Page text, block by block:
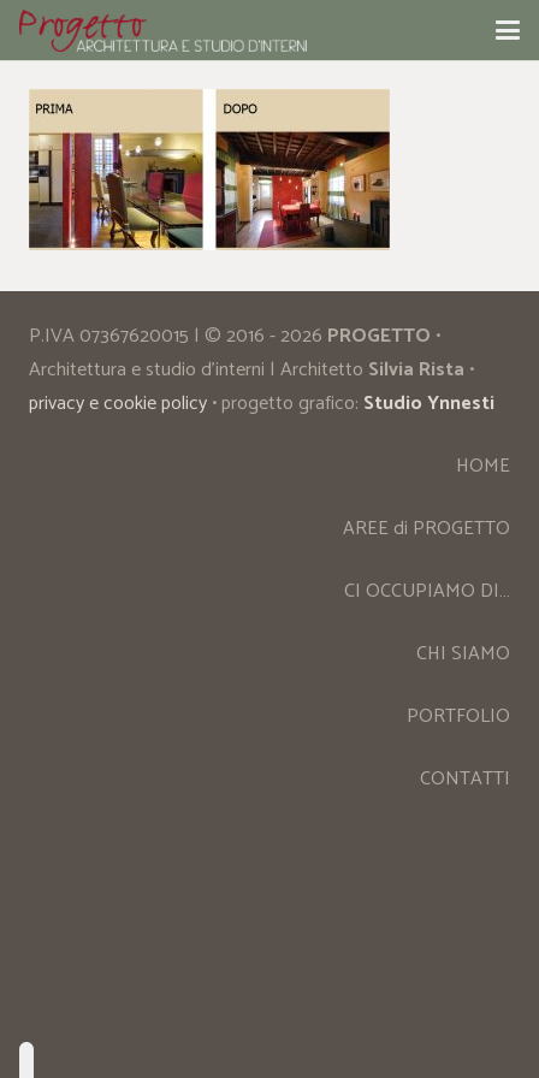
P.IVA 07367620015 | © 2016 - 2026 PROGETTO •
Architettura e studio d’interni | Architetto Silvia Rista •
privacy e cookie policy• progetto grafico: Studio Ynnesti
HOME
AREE di PROGETTO
CI OCCUPIAMO DI…
CHI SIAMO
PORTFOLIO
CONTATTI